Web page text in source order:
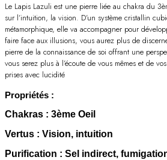
Le Lapis Lazuli est une pierre liée au chakra du
sur l’intuition, la vision. D’un système cristallin
métamorphique, elle va accompagner pour
faire face aux illusions, vous aurez plus de
pierre de la connaissance de soi offrant une
vous serez plus à l’écoute de vous mêmes et de
prises avec lucidité
Propriétés :
Chakras : 3ème Oeil
Vertus : Vision, intuition
Purification : Sel indirect,